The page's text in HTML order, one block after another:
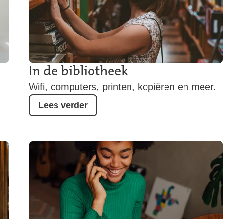
Lees verder
In de bibliotheek
Wifi, computers, printen, kopiëren en meer.